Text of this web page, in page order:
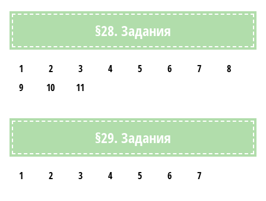
§28. Задания
1 2 3 4 5 6 7
8
9
10 11
§29. Задания
1 2 3 4 5 6 7